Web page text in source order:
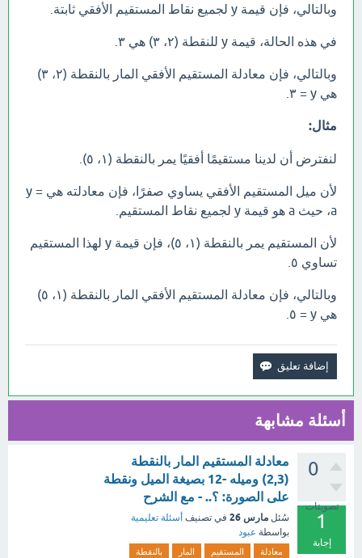
وبالتالي، فإن قيمة y لجميع نقاط المستقيم الأفقي ثابتة.
في هذه الحالة، قيمة y للنقطة (٢، ٣) هي ٣.
وبالتالي، فإن معادلة المستقيم الأفقي المار بالنقطة (٢، ٣)
هي y = ٣.
مثال:
لنفترض أن لدينا مستقيمًا أفقيًا يمر بالنقطة (١، ٥).
لأن ميل المستقيم الأفقي يساوي صفرًا، فإن معادلته هي y =
a، حيث a هو قيمة y لجميع نقاط المستقيم.
لأن المستقيم يمر بالنقطة (١، ٥)، فإن قيمة y لهذا المستقيم
تساوي ٥.
وبالتالي، فإن معادلة المستقيم الأفقي المار بالنقطة (١، ٥)
هي y = ٥.
أسئلة مشابهة
0
تصويتات
1
إجابة
معادلة المستقيم المار بالنقطة
(2,3) وميله -12 بصيغة الميل ونقطة
على الصورة: ؟.. - مع الشرح
سُئل مارس 26 في تصنيف أسئلة تعليمية
بواسطة عبود
معادلة المستقيم المار
بالنقطة